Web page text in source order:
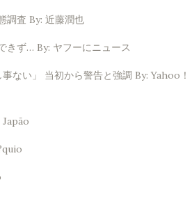
調査 By: 近藤潤也
きず… By: ヤフーにニュース
ない」 当初から警告と強調 By: Yahoo！